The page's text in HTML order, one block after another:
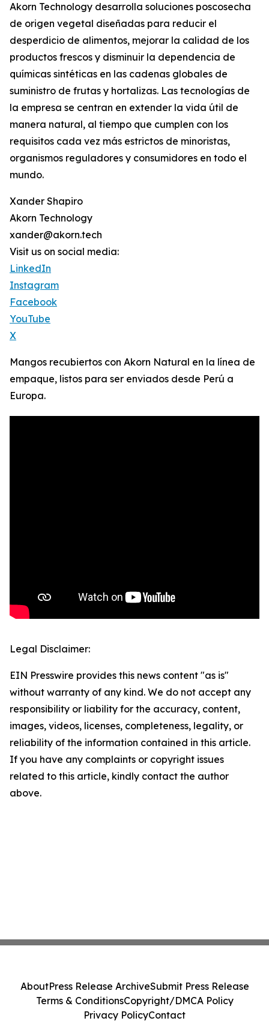
Akorn Technology desarrolla soluciones poscosecha
de origen vegetal diseñadas para reducir el
desperdicio de alimentos, mejorar la calidad de los
productos frescos y disminuir la dependencia de
químicas sintéticas en las cadenas globales de
suministro de frutas y hortalizas. Las tecnologías de
la empresa se centran en extender la vida útil de
manera natural, al tiempo que cumplen con los
requisitos cada vez más estrictos de minoristas,
organismos reguladores y consumidores en todo el
mundo.
Xander Shapiro
Akorn Technology
xander@akorn.tech
Visit us on social media:
LinkedIn
Instagram
Facebook
YouTube
X
Mangos recubiertos con Akorn Natural en la línea de
empaque, listos para ser enviados desde Perú a
Europa.
Legal Disclaimer:
EIN Presswire provides this news content "as is"
without warranty of any kind. We do not accept any
responsibility or liability for the accuracy, content,
images, videos, licenses, completeness, legality, or
reliability of the information contained in this article.
If you have any complaints or copyright issues
related to this article, kindly contact the author
above.
AboutPress Release ArchiveSubmit Press Release
Terms & ConditionsCopyright/DMCA Policy
Privacy PolicyContact